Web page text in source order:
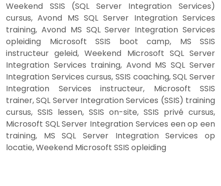
Weekend SSIS (SQL Server Integration Services)
cursus, Avond MS SQL Server Integration Services
training, Avond MS SQL Server Integration Services
opleiding Microsoft SSIS boot camp, MS SSIS
instructeur geleid, Weekend Microsoft SQL Server
Integration Services training, Avond MS SQL Server
Integration Services cursus, SSIS coaching, SQL Server
Integration Services instructeur, Microsoft SSIS
trainer, SQL Server Integration Services (SSIS) training
cursus, SSIS lessen, SSIS on-site, SSIS privé cursus,
Microsoft SQL Server Integration Services een op een
training, MS SQL Server Integration Services op
locatie, Weekend Microsoft SSIS opleiding